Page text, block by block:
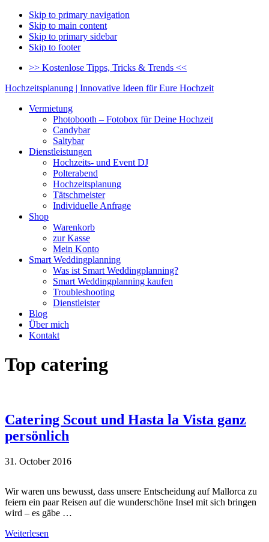
Skip to primary navigation
Skip to main content
Skip to primary sidebar
Skip to footer
>> Kostenlose Tipps, Tricks & Trends <<
Hochzeitsplanung | Innovative Ideen für Eure Hochzeit
Vermietung
Photobooth – Fotobox für Deine Hochzeit
Candybar
Saltybar
Dienstleistungen
Hochzeits- und Event DJ
Polterabend
Hochzeitsplanung
Tätschmeister
Individuelle Anfrage
Shop
Warenkorb
zur Kasse
Mein Konto
Smart Weddingplanning
Was ist Smart Weddingplanning?
Smart Weddingplanning kaufen
Troubleshooting
Dienstleister
Blog
Über mich
Kontakt
Top catering
Catering Scout und Hasta la Vista ganz
persönlich
31. October 2016
Wir waren uns bewusst, dass unsere Entscheidung auf Mallorca zu
feiern ein paar Reisen auf die wunderschöne Insel mit sich bringen
wird – es gäbe …
Weiterlesen